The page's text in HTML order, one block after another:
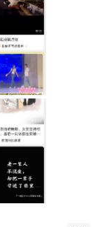
累和烦，
意义了，
开我今生最爱
力了，
，